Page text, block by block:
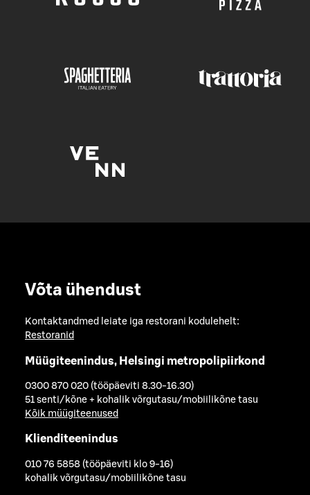
Võta ühendust
Kontaktandmed leiate iga restorani kodulehelt:
Restoranid
Müügiteenindus, Helsingi metropolipiirkond
0300 870 020 (tööpäeviti 8.30-16.30)
51 senti/kõne + kohalik võrgutasu/mobiilikõne tasu
Kõik müügiteenused
Klienditeenindus
010 76 5858 (tööpäeviti klo 9-16)
kohalik võrgutasu/mobiilikõne tasu